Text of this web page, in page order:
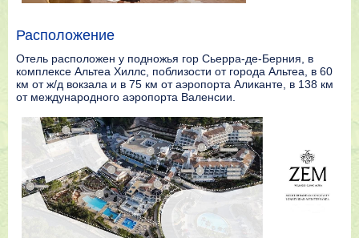
Расположение
Отель расположен у подножья гор Сьерра-де-Берния, в
комплексе Альтеа Хиллс, поблизости от города Альтеа, в 60
км от ж/д вокзала и в 75 км от аэропорта Аликанте, в 138 км
от международного аэропорта Валенсии.